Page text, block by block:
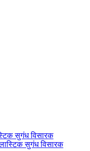
सुगंध विसारक
सुगंध विसारक